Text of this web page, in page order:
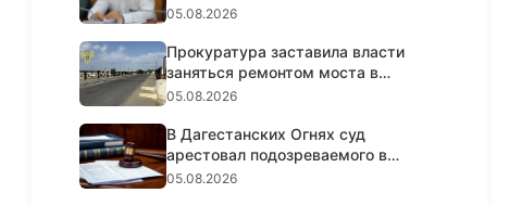
топл...
05.08.2026
Прокуратура заставила власти
заняться ремонтом моста в
Кизил...
05.08.2026
В Дагестанских Огнях суд
арестовал подозреваемого в
крупном...
05.08.2026